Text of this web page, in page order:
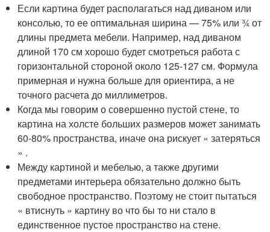
Если картина будет располагаться над диваном или
консолью, то ее оптимальная ширина — 75% или ¾ от
длины предмета мебели. Например, над диваном
длиной 170 см хорошо будет смотреться работа с
горизонтальной стороной около 125-127 см. Формула
примерная и нужна больше для ориентира, а не
точного расчета до миллиметров.
Когда мы говорим о совершенно пустой стене, то
картина на холсте больших размеров может занимать
60-80% пространства, иначе она рискует « затеряться
» .
Между картиной и мебелью, а также другими
предметами интерьера обязательно должно быть
свободное пространство. Поэтому не стоит пытаться
« втиснуть » картину во что бы то ни стало в
единственное пустое пространство на стене.